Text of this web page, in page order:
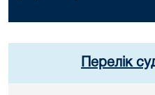
Перелік